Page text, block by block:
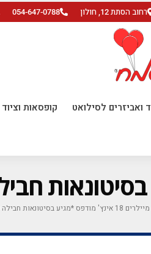
רחוב הסתת 12, חולון 054-647-0788
ואביזרים לסילואט קופסאות וציוד
מיילרים 18 אינץ' מודפס *מגיע בסיטונאות חבילה של 5 יח' *